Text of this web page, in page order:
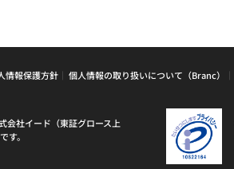
情報保護方針 個人情報の取り扱いについて（Branc）
会社イード（東証グロース上
す。